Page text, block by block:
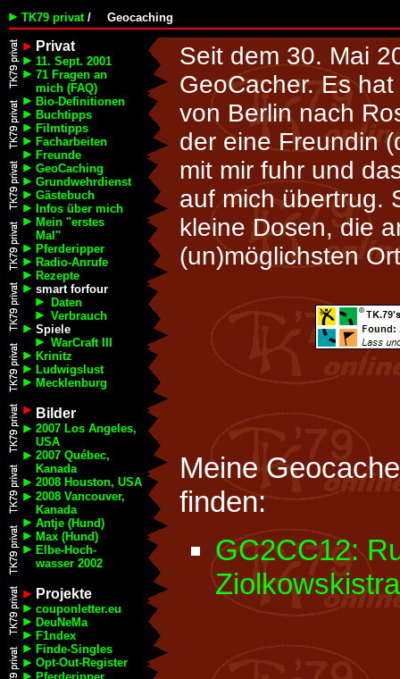
TK79 privat/ Geocaching
Privat
11. Sept. 2001
71 Fragen an
mich (FAQ)
Bio-Definitionen
Buchtipps
Filmtipps
Facharbeiten
Freunde
GeoCaching
Grundwehrdienst
Gästebuch
Infos über mich
Mein "erstes
Mal"
Pferderipper
Radio-Anrufe
Rezepte
smart forfour
Daten
Verbrauch
Spiele
WarCraft III
Krinitz
Ludwigslust
Mecklenburg
Bilder
2007 Los Angeles,
USA
2007 Québec,
Kanada
2008 Houston, USA
2008 Vancouver,
Kanada
Antje (Hund)
Max (Hund)
Elbe-Hoch-
wasser 2002
Projekte
couponletter.eu
DeuNeMa
F1ndex
Finde-Singles
Opt-Out-Register
Seit dem 30. Mai
GeoCacher. Es
von Berlin nach
der eine Freundin
mit mir fuhr und
auf mich übertrug.
kleine Dosen, die
(un)möglichsten
Meine
finden:
GC2CC12: